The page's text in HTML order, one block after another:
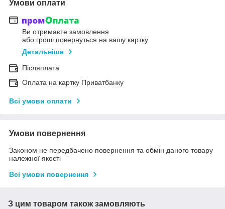
Умови оплати
Ви отримаєте замовлення
або гроші повернуться на вашу картку
Детальніше
Післяплата
Оплата на картку Приватбанку
Всі умови оплати
Умови повернення
Законом не передбачено повернення та обмін даного товару
належної якості
Всі умови повернення
З цим товаром також замовляють